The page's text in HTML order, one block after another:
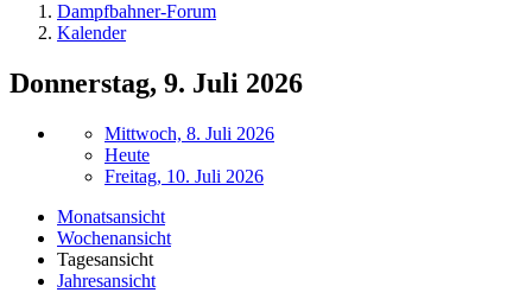
Dampfbahner-Forum
Kalender
Donnerstag, 9. Juli 2026
Mittwoch, 8. Juli 2026
Heute
Freitag, 10. Juli 2026
Monatsansicht
Wochenansicht
Tagesansicht
Jahresansicht